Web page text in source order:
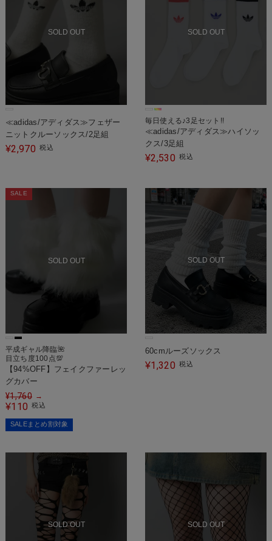
SOLD OUT
≪adidas/アディダス≫フェザー
ニットクルーソックス/2足組
¥2,970 税込
SOLD OUT
毎日使える♪3足セット!!
≪adidas/アディダス≫ハイソッ
クス/3足組
¥2,530 税込
SOLD OUT
SALE
平成ギャル降臨🌺
目立ち度100点💯
【94%OFF】フェイクファーレッ
グカバー
¥1,760 →
¥110 税込
SALEまとめ割対象
SOLD OUT
60cmルーズソックス
¥1,320 税込
SOLD OUT SOLD OUT